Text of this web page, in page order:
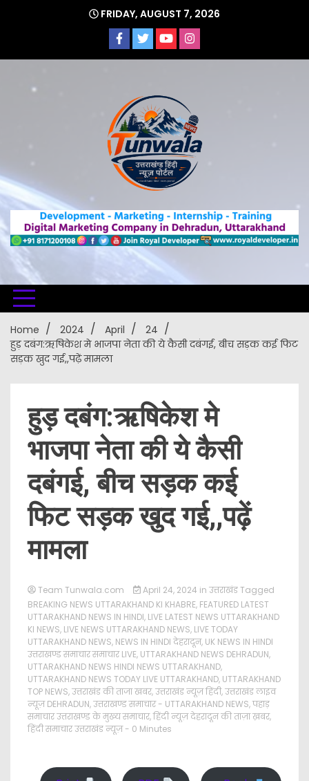
FRIDAY, AUGUST 7, 2026
Uttarakhand Hindi News Portal
Home 2024 April
24
हुड़ दबंग:ऋषिकेश मे भाजपा नेता की ये कैसी दबंगई, बीच सड़क कई फिट
सड़क खुद गई,,पढ़ें मामला
हुड़ दबंग:ऋषिकेश मे
भाजपा नेता की ये कैसी
दबंगई, बीच सड़क कई
फिट सड़क खुद गई,,पढ़ें
मामला
Team Tunwala.com April 24, 2024 in उत्तराखंड Tagged
BREAKING NEWS UTTARAKHAND KI KHABRE, FEATURED LATEST
UTTARAKHAND NEWS IN HINDI, LIVE LATEST NEWS UTTARAKHAND
KI NEWS, LIVE NEWS UTTARAKHAND NEWS, LIVE TODAY
UTTARAKHAND NEWS, NEWS IN HINDI देहरादून, UK NEWS IN HINDI
उत्तराखण्ड समाचार समाचार LIVE, UTTARAKHAND NEWS DEHRADUN,
UTTARAKHAND NEWS HINDI NEWS UTTARAKHAND,
UTTARAKHAND NEWS TODAY LIVE UTTARAKHAND, UTTARAKHAND
TOP NEWS,उत्तराखंड की ताजा खबर,उत्तराखंड न्यूज़ हिंदी,उत्तराखंड लाइव
न्यूज़ DEHRADUN,उत्तराखण्ड समाचार - UTTARAKHAND NEWS,पहाड़
समाचार उत्तराखण्ड के मुख्य समाचार,हिंदी न्यूज़ देहरादून की ताज़ा ख़बर,
हिंदी समाचार उत्तराखंड न्यूज़ - 0 Minutes